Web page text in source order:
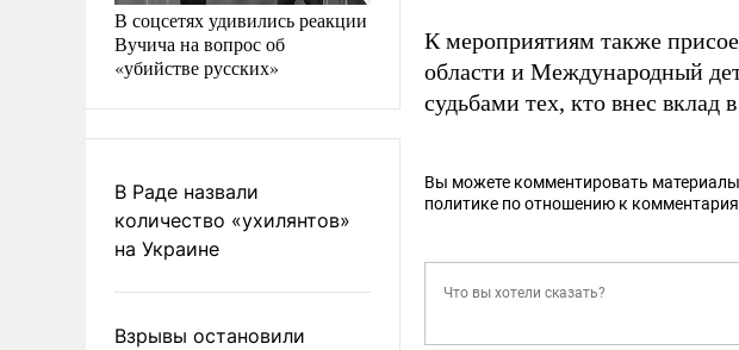
В соцсетях удивились реакции
Вучича на вопрос об
«убийстве русских»
В Раде назвали
количество «ухилянтов»
на Украине
Взрывы остановили
К мероприятиям также
области и Международный
судьбами тех, кто внес вклад
Вы можете комментировать
политике по отношению к